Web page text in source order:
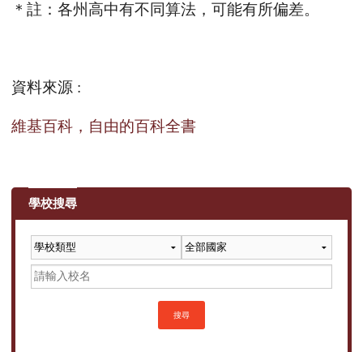
＊註：各州高中有不同算法，可能有所偏差。
資料來源 :
維基百科，自由的百科全書
學校搜尋
搜尋